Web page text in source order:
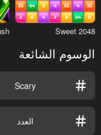
Sweet 2048
الوسوم الشائعة
Scary
العدد